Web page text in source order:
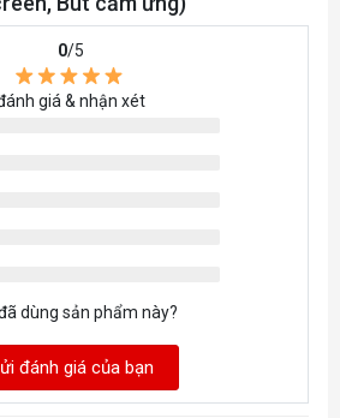
Bluetooth
Charge);
1 x SuperSpeed USB
and Charge);
0/5
giá & nhận xét
dùng sản phẩm này?
đánh giá của bạn